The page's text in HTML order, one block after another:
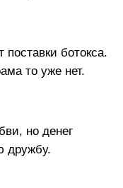
ботокса.
то уже нет.
но денег
дружбу.